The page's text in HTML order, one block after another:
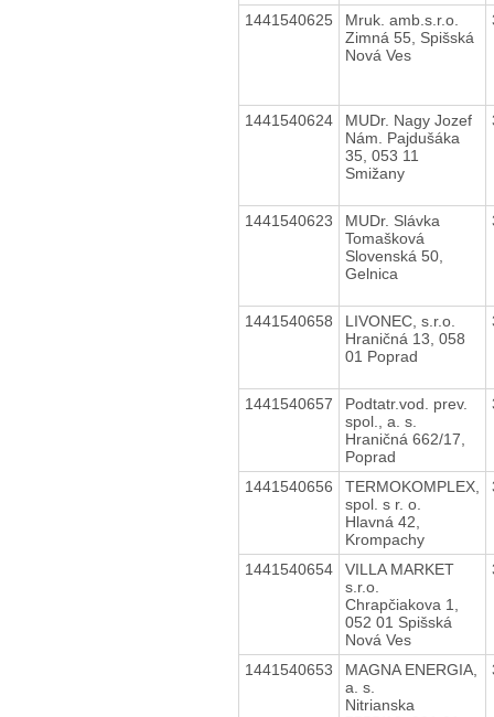
1441540625
Mruk. amb.s.r.o.
Zimná 55, Spišská
Nová Ves
1441540624
MUDr. Nagy Jozef
Nám. Pajdušáka
35, 053 11
Smižany
1441540623
MUDr. Slávka
Tomašková
Slovenská 50,
Gelnica
1441540658
LIVONEC, s.r.o.
Hraničná 13, 058
01 Poprad
1441540657
Podtatr.vod. prev.
spol., a. s.
Hraničná 662/17,
Poprad
1441540656
TERMOKOMPLEX,
spol. s r. o.
Hlavná 42,
Krompachy
1441540654
VILLA MARKET
s.r.o.
Chrapčiakova 1,
052 01 Spišská
Nová Ves
1441540653
MAGNA ENERGIA,
a. s.
Nitrianska